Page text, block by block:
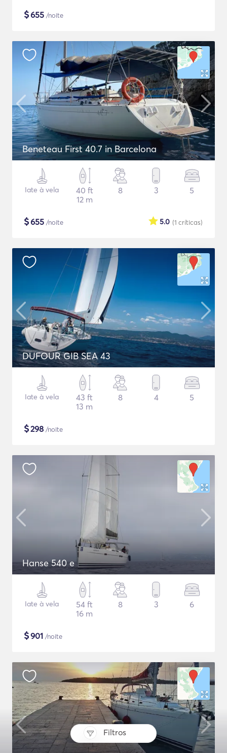
Filtros
$655 /noite
Beneteau First 40.7 in Barcelona
Iate à vela
40 ft
12 m
8 3 5
$655 /noite (1 críticas)
5.0
DUFOUR GIB SEA 43
Iate à vela
43 ft
13 m
8 4 5
$298 /noite
Hanse 540 e
Iate à vela
54 ft
16 m
8 3 6
$901 /noite